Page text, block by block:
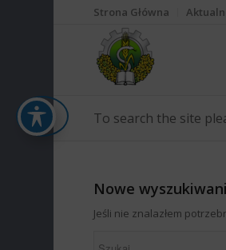
Strona Główna
To search the site
Nowe
Jeśli nie znalazłem